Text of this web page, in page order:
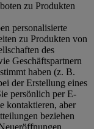
zu Produkten
personalisierte
zu Produkten von
des
Geschäftspartnern
haben (z. B.
der Erstellung eines
persönlich per E-
kontaktieren, aber
beziehen